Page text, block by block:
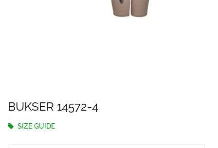
BUKSER 14572-4
SIZE GUIDE